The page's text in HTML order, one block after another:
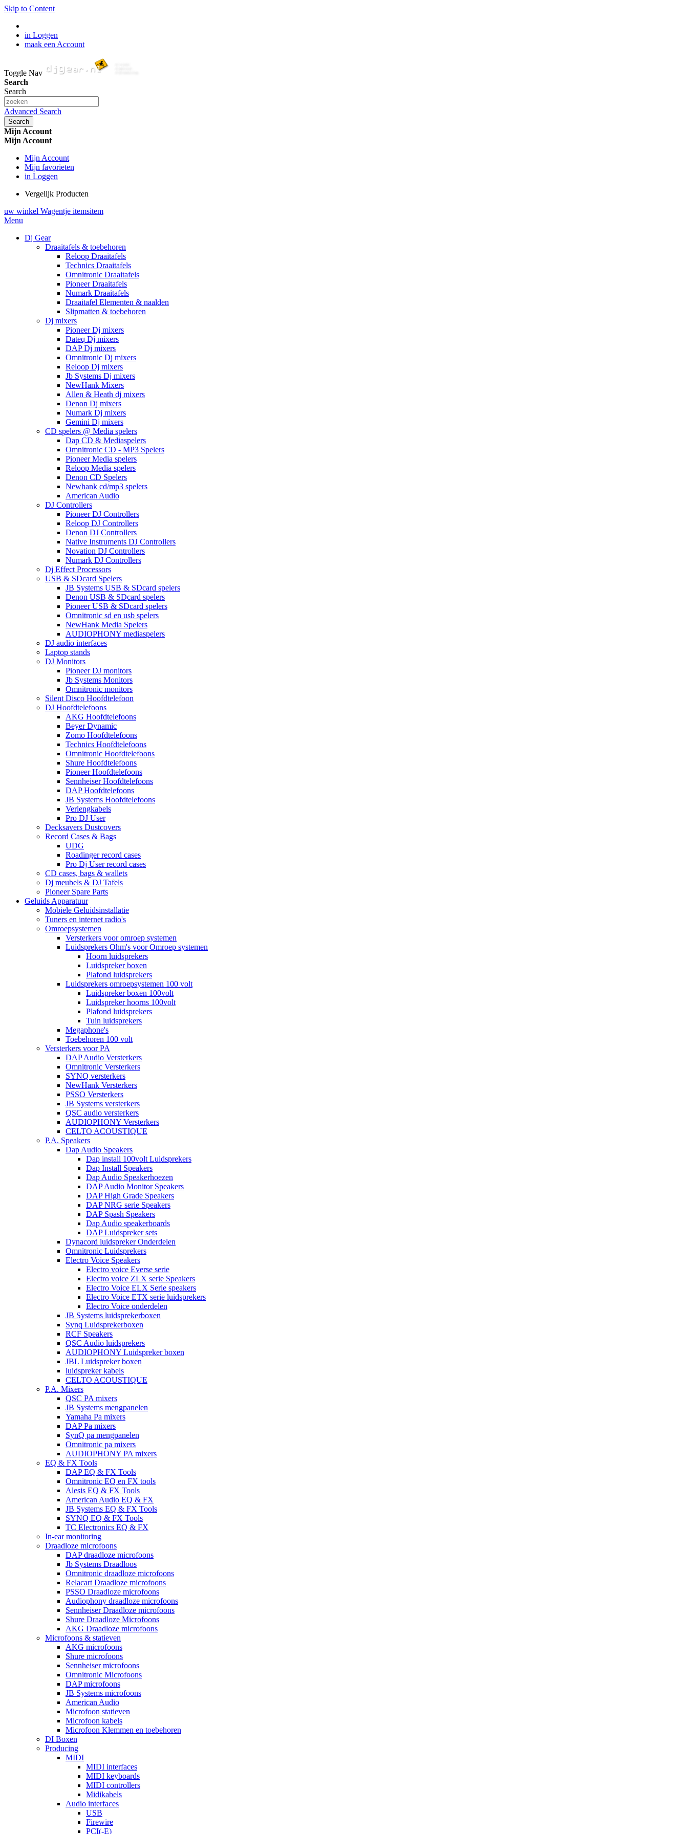
Skip to Content
in Loggen
maak een Account
Toggle Nav
Search
Search
Advanced Search
Search
Mijn Account
Mijn Account
Mijn Account
Mijn favorieten
in Loggen
Vergelijk Producten
uw winkel Wagentje itemsitem
Menu
Dj Gear
Draaitafels & toebehoren
Reloop Draaitafels
Technics Draaitafels
Omnitronic Draaitafels
Pioneer Draaitafels
Numark Draaitafels
Draaitafel Elementen & naalden
Slipmatten & toebehoren
Dj mixers
Pioneer Dj mixers
Dateq Dj mixers
DAP Dj mixers
Omnitronic Dj mixers
Reloop Dj mixers
Jb Systems Dj mixers
NewHank Mixers
Allen & Heath dj mixers
Denon Dj mixers
Numark Dj mixers
Gemini Dj mixers
CD spelers @ Media spelers
Dap CD & Mediaspelers
Omnitronic CD - MP3 Spelers
Pioneer Media spelers
Reloop Media spelers
Denon CD Spelers
Newhank cd/mp3 spelers
American Audio
DJ Controllers
Pioneer DJ Controllers
Reloop DJ Controllers
Denon DJ Controllers
Native Instruments DJ Controllers
Novation DJ Controllers
Numark DJ Controllers
Dj Effect Processors
USB & SDcard Spelers
JB Systems USB & SDcard spelers
Denon USB & SDcard spelers
Pioneer USB & SDcard spelers
Omnitronic sd en usb spelers
NewHank Media Spelers
AUDIOPHONY mediaspelers
DJ audio interfaces
Laptop stands
DJ Monitors
Pioneer DJ monitors
Jb Systems Monitors
Omnitronic monitors
Silent Disco Hoofdtelefoon
DJ Hoofdtelefoons
AKG Hoofdtelefoons
Beyer Dynamic
Zomo Hoofdtelefoons
Technics Hoofdtelefoons
Omnitronic Hoofdtelefoons
Shure Hoofdtelefoons
Pioneer Hoofdtelefoons
Sennheiser Hoofdtelefoons
DAP Hoofdtelefoons
JB Systems Hoofdtelefoons
Verlengkabels
Pro DJ User
Decksavers Dustcovers
Record Cases & Bags
UDG
Roadinger record cases
Pro Dj User record cases
CD cases, bags & wallets
Dj meubels & DJ Tafels
Pioneer Spare Parts
Geluids Apparatuur
Mobiele Geluidsinstallatie
Tuners en internet radio's
Omroepsystemen
Versterkers voor omroep systemen
Luidsprekers Ohm's voor Omroep systemen
Hoorn luidsprekers
Luidspreker boxen
Plafond luidsprekers
Luidsprekers omroepsystemen 100 volt
Luidspreker boxen 100volt
Luidspreker hoorns 100volt
Plafond luidsprekers
Tuin luidsprekers
Megaphone's
Toebehoren 100 volt
Versterkers voor PA
DAP Audio Versterkers
Omnitronic Versterkers
SYNQ versterkers
NewHank Versterkers
PSSO Versterkers
JB Systems versterkers
QSC audio versterkers
AUDIOPHONY Versterkers
CELTO ACOUSTIQUE
P.A. Speakers
Dap Audio Speakers
Dap install 100volt Luidsprekers
Dap Install Speakers
Dap Audio Speakerhoezen
DAP Audio Monitor Speakers
DAP High Grade Speakers
DAP NRG serie Speakers
DAP Spash Speakers
Dap Audio speakerboards
DAP Luidspreker sets
Dynacord luidspreker Onderdelen
Omnitronic Luidsprekers
Electro Voice Speakers
Electro voice Everse serie
Electro voice ZLX serie Speakers
Electro Voice ELX Serie speakers
Electro Voice ETX serie luidsprekers
Electro Voice onderdelen
JB Systems luidsprekerboxen
Synq Luidsprekerboxen
RCF Speakers
QSC Audio luidsprekers
AUDIOPHONY Luidspreker boxen
JBL Luidspreker boxen
luidspreker kabels
CELTO ACOUSTIQUE
P.A. Mixers
QSC PA mixers
JB Systems mengpanelen
Yamaha Pa mixers
DAP Pa mixers
SynQ pa mengpanelen
Omnitronic pa mixers
AUDIOPHONY PA mixers
EQ & FX Tools
DAP EQ & FX Tools
Omnitronic EQ en FX tools
Alesis EQ & FX Tools
American Audio EQ & FX
JB Systems EQ & FX Tools
SYNQ EQ & FX Tools
TC Electronics EQ & FX
In-ear monitoring
Draadloze microfoons
DAP draadloze microfoons
Jb Systems Draadloos
Omnitronic draadloze microfoons
Relacart Draadloze microfoons
PSSO Draadloze microfoons
Audiophony draadloze microfoons
Sennheiser Draadloze microfoons
Shure Draadloze Microfoons
AKG Draadloze microfoons
Microfoons & statieven
AKG microfoons
Shure microfoons
Sennheiser microfoons
Omnitronic Microfoons
DAP microfoons
JB Systems microfoons
American Audio
Microfoon statieven
Microfoon kabels
Microfoon Klemmen en toebehoren
DI Boxen
Producing
MIDI
MIDI interfaces
MIDI keyboards
MIDI controllers
Midikabels
Audio interfaces
USB
Firewire
PCI(-E)